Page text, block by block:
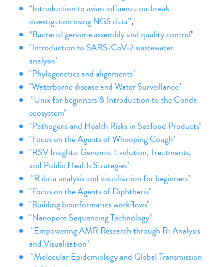
“Introduction to avian influenza outbreak
investigation using NGS data”,
“Bacterial genome assembly and quality control"
"Introduction to SARS-CoV-2 wastewater
analysis"
"Phylogenetics and alignments"
"Waterborne disease and Water Surveillance"
"Unix for beginners & Introduction to the Conda
ecosystem"
"Pathogens and Health Risks in Seafood Products"
"Focus on the Agents of Whooping Cough"
"RSV Insights: Genomic Evolution, Treatments,
and Public Health Strategies"
"R data analysis and visualisation for beginners"
"Focus on the Agents of Diphtheria"
"Building bioinformatics workflows"
"Nanopore Sequencing Technology"
"Empowering AMR Research through R: Analysis
and Visualisation"
"Molecular Epidemiology and Global Transmission